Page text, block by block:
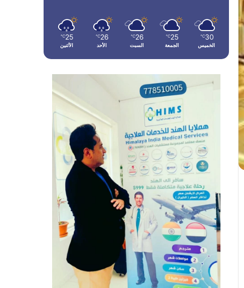
30
℃
الخميس
25
℃
الجمعة
26
℃
السبت
26
℃
الأحد
25
℃
الأثنين